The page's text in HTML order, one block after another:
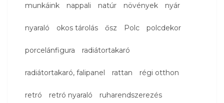
munkáink nappali natúr növények nyár
nyaraló okos tárolás ősz Polc polcdekor
porcelánfigura radiátortakaró
radiátortakaró, falipanel rattan régi otthon
retró retró nyaraló ruharendszerezés